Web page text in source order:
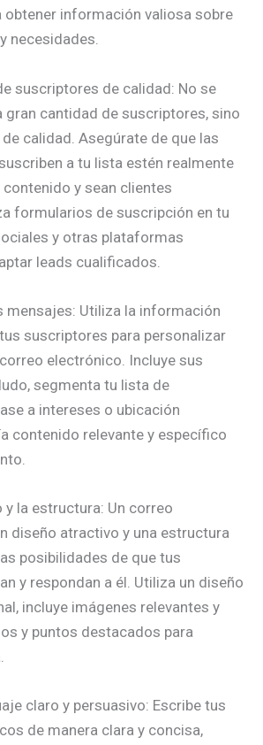
obtener información valiosa sobre
necesidades.
suscriptores de calidad: No se
gran cantidad de suscriptores, sino
calidad. Asegúrate de que las
a tu lista estén realmente
y sean clientes
formularios de suscripción en tu
y otras plataformas
leads cualificados.
mensajes: Utiliza la información
suscriptores para personalizar
electrónico. Incluye sus
segmenta tu lista de
a intereses o ubicación
contenido relevante y específico
y la estructura: Un correo
diseño atractivo y una estructura
posibilidades de que tus
y respondan a él. Utiliza un diseño
incluye imágenes relevantes y
y puntos destacados para
claro y persuasivo: Escribe tus
de manera clara y concisa,